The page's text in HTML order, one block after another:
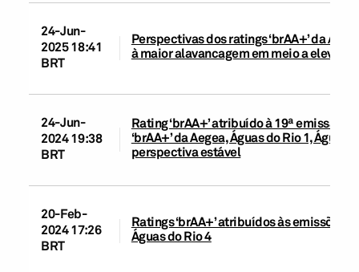
24-Jun-
2025 18:41
BRT
Perspectivas dos ratings ‘brAA+’ da
à maior alavancagem em meio a
24-Jun-
2024 19:38
BRT
Rating ‘brAA+’ atribuído à 19ª emissão
‘brAA+’ da Aegea, Águas do Rio 1,
perspectiva estável
20-Feb-
2024 17:26
BRT
Ratings ‘brAA+’ atribuídos às emissões
Águas do Rio 4